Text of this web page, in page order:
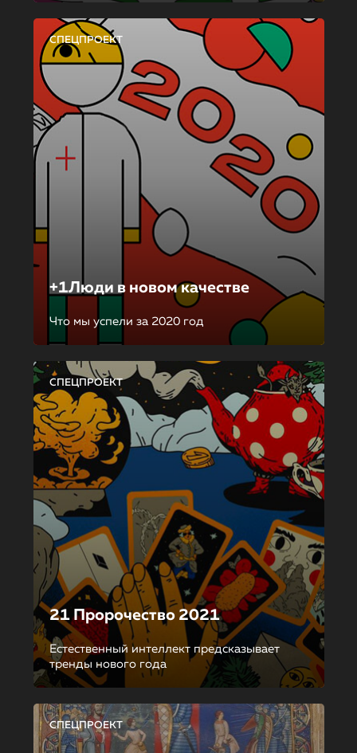
СПЕЦПРОЕКТ
+1Люди в новом качестве
Что мы успели за 2020 год
СПЕЦПРОЕКТ
21 Пророчество 2021
Естественный интеллект предсказывает
тренды нового года
СПЕЦПРОЕКТ